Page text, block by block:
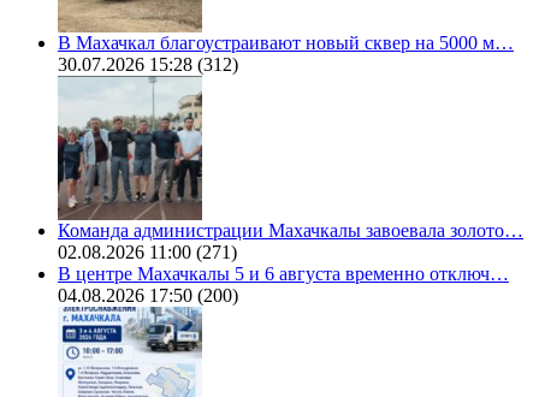
В Махачкал благоустраивают новый сквер на 5000 м…
30.07.2026 15:28 (312)
Команда администрации Махачкалы завоевала золото…
02.08.2026 11:00 (271)
В центре Махачкалы 5 и 6 августа временно отключ…
04.08.2026 17:50 (200)